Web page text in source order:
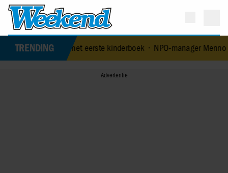
TRENDING
met eerste kinderboek•NPO-manager Menno de Boer